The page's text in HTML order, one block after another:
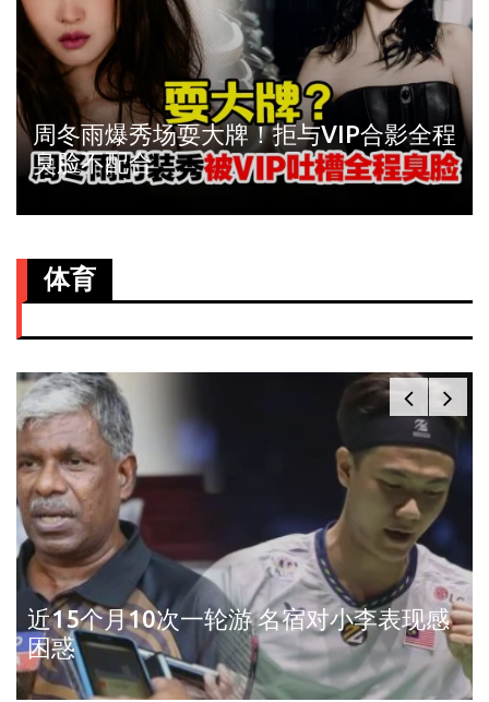
周冬雨爆秀场耍大牌！拒与VIP合影全程
臭脸不配合
体育
近15个月10次一轮游 名宿对小李表现感
困惑